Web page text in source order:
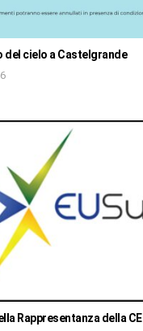
del cielo a Castelgrande
Rappresentanza della CE